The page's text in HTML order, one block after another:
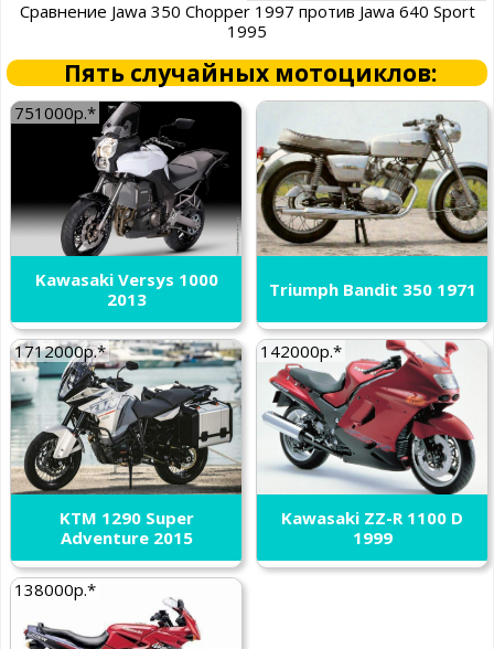
Сравнение Jawa 350 Chopper 1997 против Jawa 640 Sport
1995
Пять случайных мотоциклов:
751000р.*
Kawasaki Versys 1000
2013
Triumph Bandit 350 1971
1712000р.*
KTM 1290 Super
Adventure 2015
142000р.*
Kawasaki ZZ-R 1100 D
1999
138000р.*